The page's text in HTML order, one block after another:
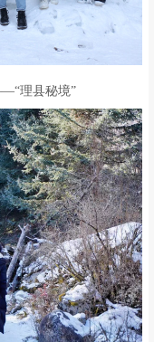
理县秘境”